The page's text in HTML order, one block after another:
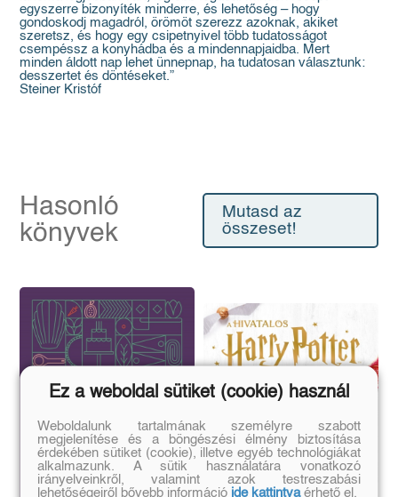
egyszerre bizonyíték minderre, és lehetőség – hogy
gondoskodj magadról, örömöt szerezz azoknak, akiket
szeretsz, és hogy egy csipetnyivel több tudatosságot
csempéssz a konyhádba és a mindennapjaidba. Mert
minden áldott nap lehet ünnepnap, ha tudatosan választunk:
desszertet és döntéseket.”
Steiner Kristóf
Hasonló
könyvek
Mutasd az
összeset!
Ez a weboldal sütiket (cookie) használ
Weboldalunk tartalmának személyre szabott
megjelenítése és a böngészési élmény biztosítása
érdekében sütiket (cookie), illetve egyéb technológiákat
alkalmazunk. A sütik használatára vonatkozó
irányelveinkről, valamint azok testreszabási
lehetőségeiről bővebb információ ide kattintvaérhető el.